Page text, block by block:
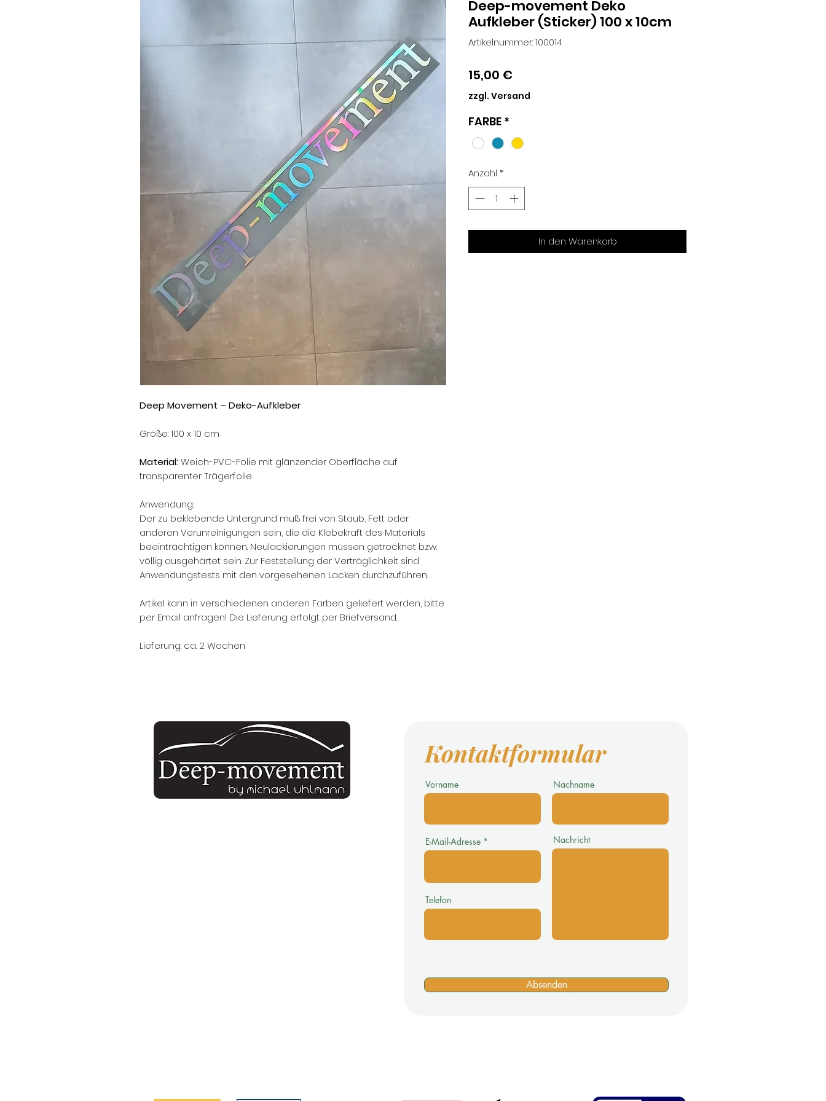
Deep Movement – Deko-Aufkleber
Größe: 100 x 10 cm
Material:Weich-PVC-Folie mit glänzender Oberfläche auf
transparenter Trägerfolie
Anwendung:
Der zu beklebende Untergrund muß frei von Staub, Fett oder
anderen Verunreinigungen sein, die die Klebekraft des Materials
beeinträchtigen können. Neulackierungen müssen getrocknet bzw.
völlig ausgehärtet sein. Zur Feststellung der Verträglichkeit sind
Anwendungstests mit den vorgesehenen Lacken durchzuführen.
Artikel kann in verschiedenen anderen Farben geliefert werden, bitte
per Email anfragen! Die Lieferung erfolgt per Briefversand.
Lieferung: ca. 2 Wochen
Deep-movement Deko
Aufkleber (Sticker) 100 x 10cm
Artikelnummer: 100014
15,00 €Preis
zzgl. Versand
FARBE *
Anzahl *
In den Warenkorb
Kontaktformular
Vorname Nachname
E-Mail-Adresse
Telefon
Nachricht
Absenden